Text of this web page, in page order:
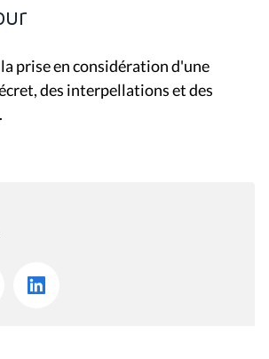
prise en considération d'une
des interpellations et des